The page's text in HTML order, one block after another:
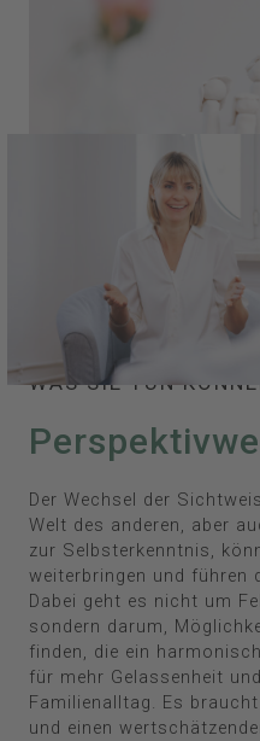
WAS SIE TUN
Der Wechsel der
Welt des anderen, aber
zur Selbsterkenntnis,
weiterbringen und führen
Dabei geht es nicht um
sondern darum,
finden, die ein
für mehr Gelassenheit
Familienalltag. Es
und einen